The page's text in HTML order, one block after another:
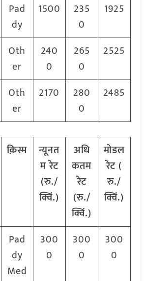
Pad
dy
1500
235
0
1925
Oth
er
240
0
265
0
2525
Oth
er
2170
280
0
2485
क़िस्म
न्यूनत
म रेट
(रु./
क्विं.)
अधि
कतम
रेट
(रु./
क्विं.)
मोडल
रेट (
रु./
क्विं.)
Pad
dy
Med
300
0
300
0
300
0